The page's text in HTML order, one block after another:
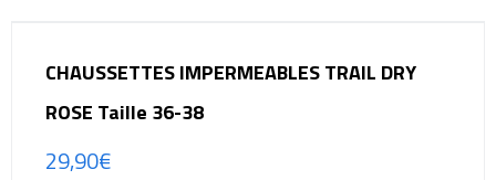
CHAUSSETTES IMPERMEABLES TRAIL DRY
ROSE Taille 36-38
29,90€